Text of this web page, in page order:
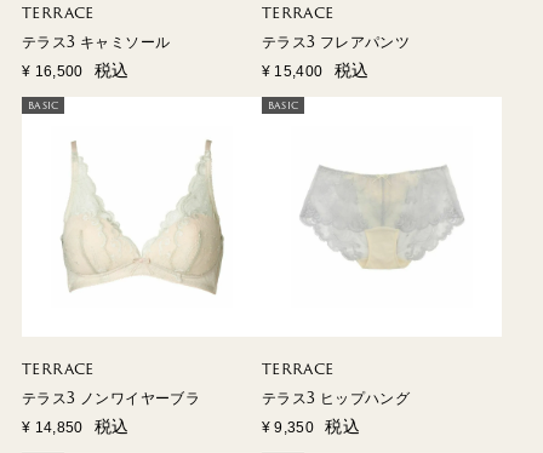
TERRACE
テラス3 キャミソール
¥ 16,500 税込
TERRACE
テラス3 フレアパンツ
¥ 15,400 税込
BASIC
TERRACE
テラス3 ノンワイヤーブラ
¥ 14,850 税込
BASIC
TERRACE
テラス3 ヒップハング
¥ 9,350 税込